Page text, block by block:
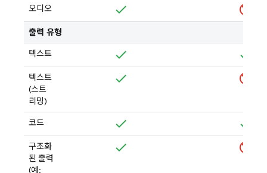
오디오
출력 유형
텍스트
텍스트
(스트
리밍)
코드
구조화
된 출력
(예: